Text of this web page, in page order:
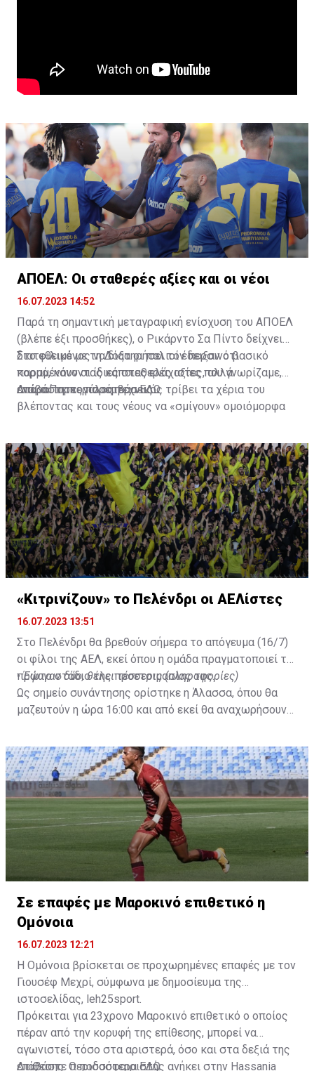
ΑΠΟΕΛ: Οι σταθερές αξίες και οι νέοι
16.07.2023 14:52
Παρά τη σημαντική μεταγραφική ενίσχυση του ΑΠΟΕΛ
(βλέπε έξι προσθήκες), ο Ρικάρντο Σα Πίντο δείχνει
διατεθειμένος να διατηρήσει τον περσινό βασικό
κορμό, κάνοντας κάποιες ελάχιστες, αλλά
απαραίτητες παρεμβάσεις.
Στο φιλικό με τη Δόξα οι παλιοί έδειξαν ότι
παραμένουν οι ίδιες σταθερές αξίες που γνωρίζαμε,
ενώ ο Πορτογάλος τεχνικός τρίβει τα χέρια του
βλέποντας και τους νέους να «σμίγουν» ομοιόμορφα
Διαβάστε περισσότεραΕΔΩ.
«Κιτρινίζουν» το Πελένδρι οι ΑΕΛίστες
16.07.2023 13:51
Στο Πελένδρι θα βρεθούν σήμερα το απόγευμα (16/7)
οι φίλοι της ΑΕΛ, εκεί όπου η ομάδα πραγματοποιεί το
πρώτο στάδιο της προετοιμασίας της.
•Έφυγαν δύο, θέλει τέσσερις (πληροφορίες)
Ως σημείο συνάντησης ορίστηκε η Άλασσα, όπου θα
μαζευτούν η ώρα 16:00 και από εκεί θα αναχωρήσουν
δώοσυν το παρών τους στην απογευματινή προπόνηση
της ομάδας.
Σε επαφές με Μαροκινό επιθετικό η
Ομόνοια
16.07.2023 12:21
Η Ομόνοια βρίσκεται σε προχωρημένες επαφές με τον
Γιουσέφ Μεχρί, σύμφωνα με δημοσίευμα της
ιστοσελίδας, leh25sport.
Πρόκειται για 23χρονο Μαροκινό επιθετικό ο οποίος
πέραν από την κορυφή της επίθεσης, μπορεί να
αγωνιστεί, τόσο στα αριστερά, όσο και στα δεξιά της
επίθεσης. Ο ποδοσφαιριστής ανήκει στην Hassania
Διαβάστε περισσότεραΕΔΩ.